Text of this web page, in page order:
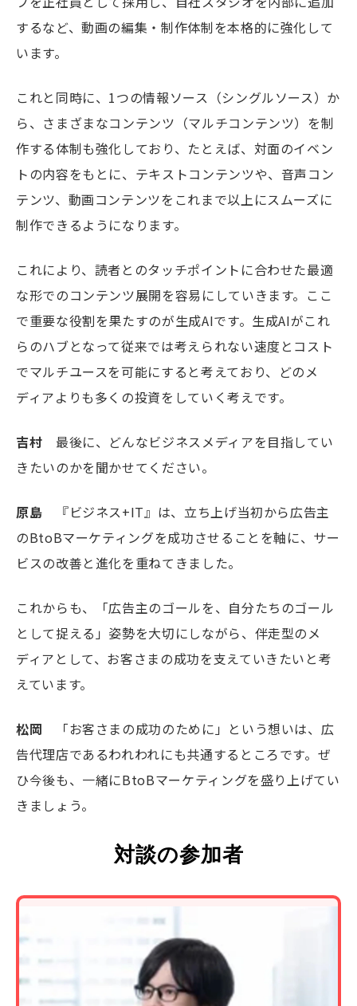
するなど、動画の編集・制作体制を本格的に強化して
います。
これと同時に、1つの情報ソース（シングルソース）か
ら、さまざまなコンテンツ（マルチコンテンツ）を制
作する体制も強化しており、たとえば、対面のイベン
トの内容をもとに、テキストコンテンツや、音声コン
テンツ、動画コンテンツをこれまで以上にスムーズに
制作できるようになります。
これにより、読者とのタッチポイントに合わせた最適
な形でのコンテンツ展開を容易にしていきます。ここ
で重要な役割を果たすのが生成AIです。生成AIがこれ
らのハブとなって従来では考えられない速度とコスト
でマルチユースを可能にすると考えており、どのメ
ディアよりも多くの投資をしていく考えです。
吉村 最後に、どんなビジネスメディアを目指してい
きたいのかを聞かせてください。
原島 『ビジネス+IT』は、立ち上げ当初から広告主
のBtoBマーケティングを成功させることを軸に、サー
ビスの改善と進化を重ねてきました。
これからも、「広告主のゴールを、自分たちのゴール
として捉える」姿勢を大切にしながら、伴走型のメ
ディアとして、お客さまの成功を支えていきたいと考
えています。
松岡 「お客さまの成功のために」という想いは、広
告代理店であるわれわれにも共通するところです。ぜ
ひ今後も、一緒にBtoBマーケティングを盛り上げてい
きましょう。
対談の参加者